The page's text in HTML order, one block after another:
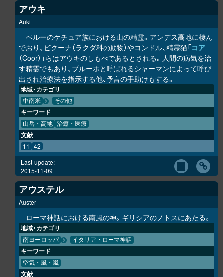
アウキ
Auki
ペルーのケチュア族における山の精霊。アンデス高地に棲ん
でおり、ビクーナ（ラクダ科の動物）やコンドル、精霊猫「コア
（Coor）」らはアウキのしもべであるとされる。人間の病気を治
す精霊でもあり、ブルーホと呼ばれるシャーマンによって呼び
出され治療法を指示する他、予言の手助けもする。
地域・カテゴリ
中南米 その他
キーワード
山岳・高地 治癒・医療
文献
11 42
Last-update:
2015-11-09
アウステル
Auster
ローマ神話における南風の神。ギリシアのノトスにあたる。
地域・カテゴリ
南ヨーロッパ イタリア・ローマ神話
キーワード
空気・風・嵐
文献